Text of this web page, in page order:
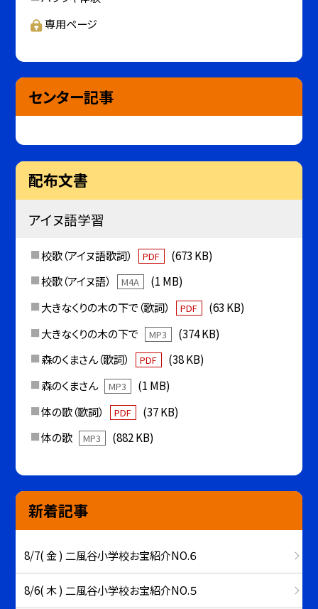
専用ページ
センター記事
配布文書
アイヌ語学習
校歌（アイヌ語歌詞） PDF
(673 KB)
校歌（アイヌ語）
M4A
(1 MB)
大きなくりの木の下で（歌詞）
PDF
(63 KB)
大きなくりの木の下で
MP3
(374 KB)
森のくまさん（歌詞）
PDF
(38 KB)
森のくまさん
MP3
(1 MB)
体の歌（歌詞）
PDF
(37 KB)
体の歌
MP3 (882 KB)
新着記事
8/7( 金 ) 二風谷小学校お宝紹介NO.６
8/6( 木 ) 二風谷小学校お宝紹介NO.５